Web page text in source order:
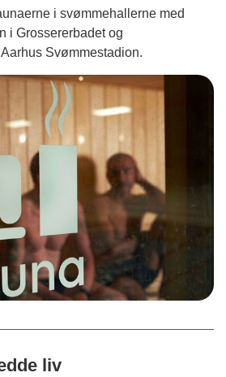
i svømmehallerne med
i Grossererbadet og
Svømmestadion.
liv